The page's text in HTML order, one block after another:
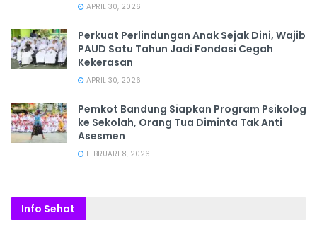
APRIL 30, 2026
Perkuat Perlindungan Anak Sejak Dini, Wajib
PAUD Satu Tahun Jadi Fondasi Cegah
Kekerasan
APRIL 30, 2026
Pemkot Bandung Siapkan Program Psikolog
ke Sekolah, Orang Tua Diminta Tak Anti
Asesmen
FEBRUARI 8, 2026
Info Sehat